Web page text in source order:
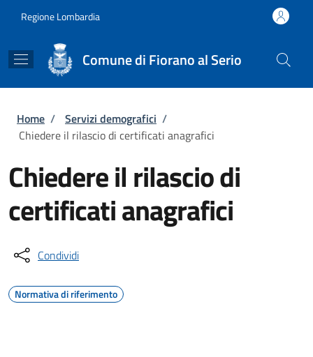
Regione Lombardia
Comune di Fiorano al Serio
Briciole di pane
Home / Servizi demografici /
Chiedere il rilascio di certificati anagrafici
Chiedere il rilascio di
certificati anagrafici
Condividi
Normativa di riferimento